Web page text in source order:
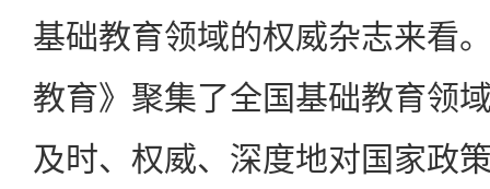
基础教育领域的权威杂志来看
教育》聚集了全国基础教育领
及时、权威、深度地对国家政